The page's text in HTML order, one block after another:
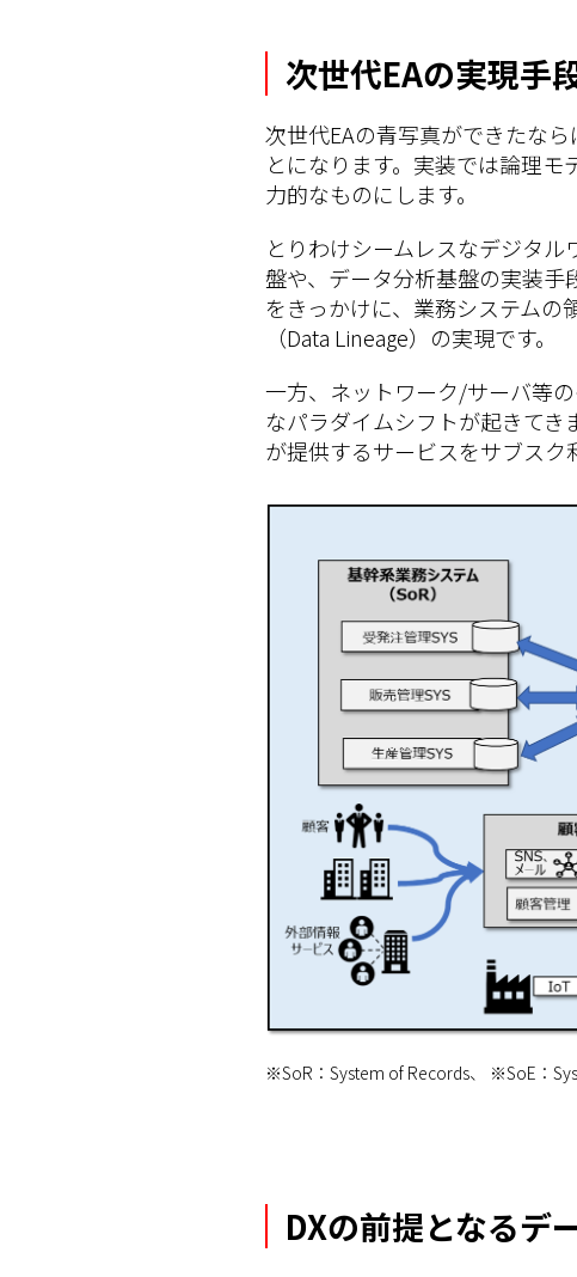
次世代EAの実現手
次世代EAの青写真ができたな
とになります。実装では論理
力的なものにします。
とりわけシームレスなデジタ
盤や、データ分析基盤の実装
をきっかけに、業務システム
（Data Lineage）の実現です。
一方、ネットワーク/サーバ等
なパラダイムシフトが起きて
が提供するサービスをサブスク
※SoR：System of Records、 ※SoE：
DXの前提となるデ